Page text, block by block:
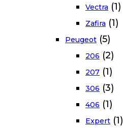
Vectra (1)
Zafira (1)
Peugeot (5)
206 (2)
207 (1)
306 (3)
406 (1)
Expert (1)